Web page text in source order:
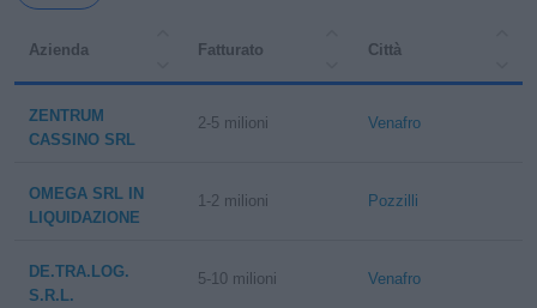
Azienda Fatturato Città
ZENTRUM
CASSINO SRL
2-5 milioni Venafro
OMEGA SRL IN
LIQUIDAZIONE
1-2 milioni Pozzilli
DE.TRA.LOG.
S.R.L.
5-10 milioni Venafro